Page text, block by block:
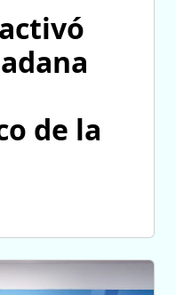
de la